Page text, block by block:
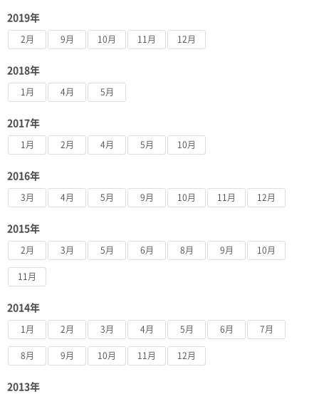
2019年
2月 9月 10月 11月 12月
2018年
1月 4月 5月
2017年
1月 2月 4月 5月 10月
2016年
3月 4月 5月 9月 10月 11月 12月
2015年
2月 3月 5月 6月 8月 9月 10月
11月
2014年
1月 2月 3月 4月 5月 6月 7月
8月 9月 10月 11月 12月
2013年